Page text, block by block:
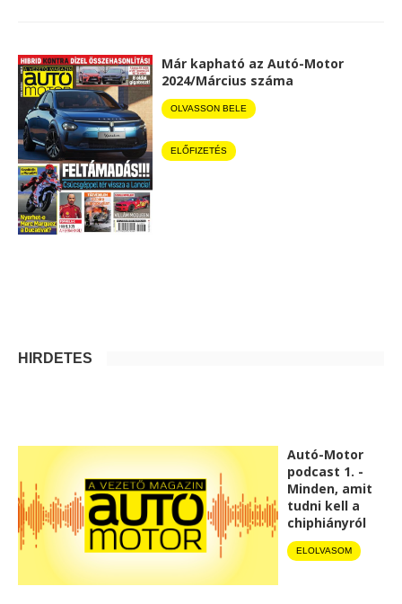
Már kapható az Autó-Motor
2024/Március száma
OLVASSON BELE
ELŐFIZETÉS
HIRDETÉS
Autó-Motor
podcast 1. -
Minden, amit
tudni kell a
chiphiányról
ELOLVASOM